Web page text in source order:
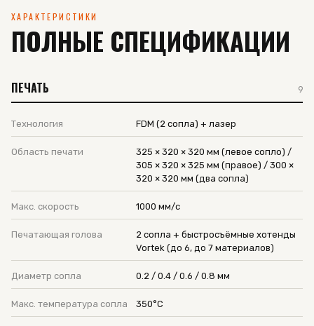
ХАРАКТЕРИСТИКИ
ПОЛНЫЕ СПЕЦИФИКАЦИИ
ПЕЧАТЬ 9
Технология FDM (2 сопла) + лазер
Область печати
325 × 320 × 320 мм (левое сопло) /
305 × 320 × 325 мм (правое) / 300 ×
320 × 320 мм (два сопла)
Макс. скорость 1000 мм/с
Печатающая голова
2 сопла + быстросъёмные хотенды
Vortek (до 6, до 7 материалов)
Диаметр сопла 0.2 / 0.4 / 0.6 / 0.8 мм
Макс. температура сопла 350°C